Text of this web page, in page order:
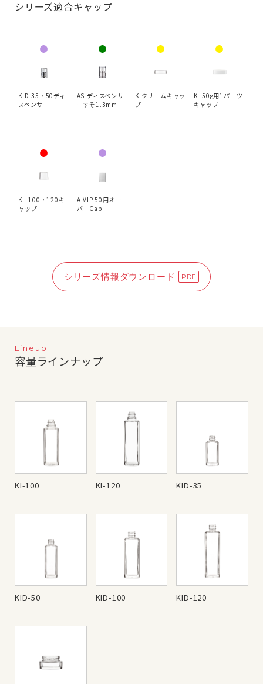
シリーズ適合キャップ
KID-35・50ディ
スペンサー
AS-ディスペンサ
ーすそ1.3mm
KIクリームキャッ
プ
KI-50g用1パーツ
キャップ
KI -100・120キ
ャップ
A-VIP 50用オー
バーCap
シリーズ情報ダウンロード
Lineup
容量ラインナップ
KI-100 KI-120 KID-35
KID-50 KID-100 KID-120